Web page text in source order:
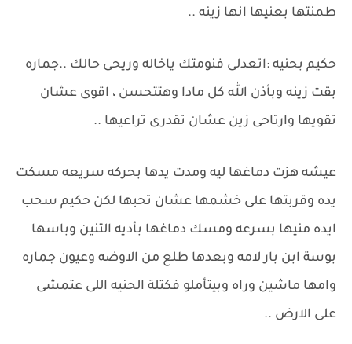
طمنتها بعنيها انها زينه ..
حكيم بحنيه :اتعدلى فنومتك ياخاله وريحى حالك ..جماره
بقت زينه وبأذن الله كل مادا وهتتحسن ، اقوى عشان
تقويها وارتاحى زين عشان تقدرى تراعيها ..
عيشه هزت دماغها ليه ومدت يدها بحركه سريعه مسكت
يده وقربتها على خشمها عشان تحبها لكن حكيم سحب
ايده منيها بسرعه ومسك دماغها بأديه التنين وباسها
بوسة ابن بار لامه وبعدها طلع من الاوضه وعيون جماره
وامها ماشين وراه وبيتأملو فكتلة الحنيه اللى عتمشى
على الارض ..